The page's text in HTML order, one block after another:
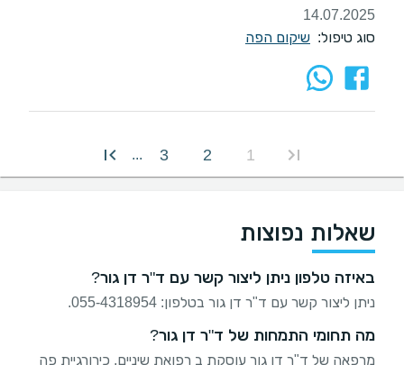
14.07.2025
סוג טיפול: שיקום הפה
1
2
3
...
שאלות נפוצות
באיזה טלפון ניתן ליצור קשר עם ד"ר דן גור?
ניתן ליצור קשר עם ד"ר דן גור בטלפון: 055-4318954.
מה תחומי התמחות של ד"ר דן גור?
מרפאה של ד"ר דן גור עוסקת ב רפואת שיניים, כירורגיית פה